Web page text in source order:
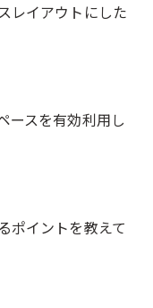
レイアウトにした
ースを有効利用し
ポイントを教えて